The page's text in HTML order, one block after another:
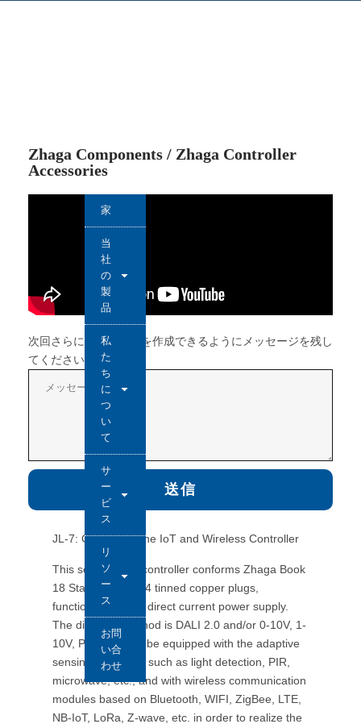
家
当
社
の
製
品
私
た
ち
に
つ
い
て
サ
ー
ビ
ス
リ
ソ
ー
ス
お問
い合
わせ
Zhaga Components / Zhaga Controller
Accessories
次回さらに良いビデオを作成できるようにメッセージを残し
てください。
送信
JL-7: Connect to the IoT and Wireless Controller
This series is the controller conforms Zhaga Book
18 Standard, with 4 tinned copper plugs,
functional with the direct current power supply.
The dimming method is DALI 2.0 and/or 0-10V, 1-
10V, PWM. It may be equipped with the adaptive
sensing elements, such as light detection, PIR,
microwave, etc., and with wireless communication
modules based on Bluetooth, WIFI, ZigBee, LTE,
NB-IoT, LoRa, Z-wave, etc. in order to realize the